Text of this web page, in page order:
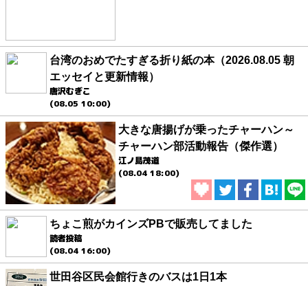
台湾のおめでたすぎる折り紙の本（2026.08.05 朝
エッセイと更新情報）
唐沢むぎこ
(08.05 10:00)
大きな唐揚げが乗ったチャーハン～
チャーハン部活動報告（傑作選）
江ノ島茂道
(08.04 18:00)
ちょこ煎がカインズPBで販売してました
読者投稿
(08.04 16:00)
世田谷区民会館行きのバスは1日1本